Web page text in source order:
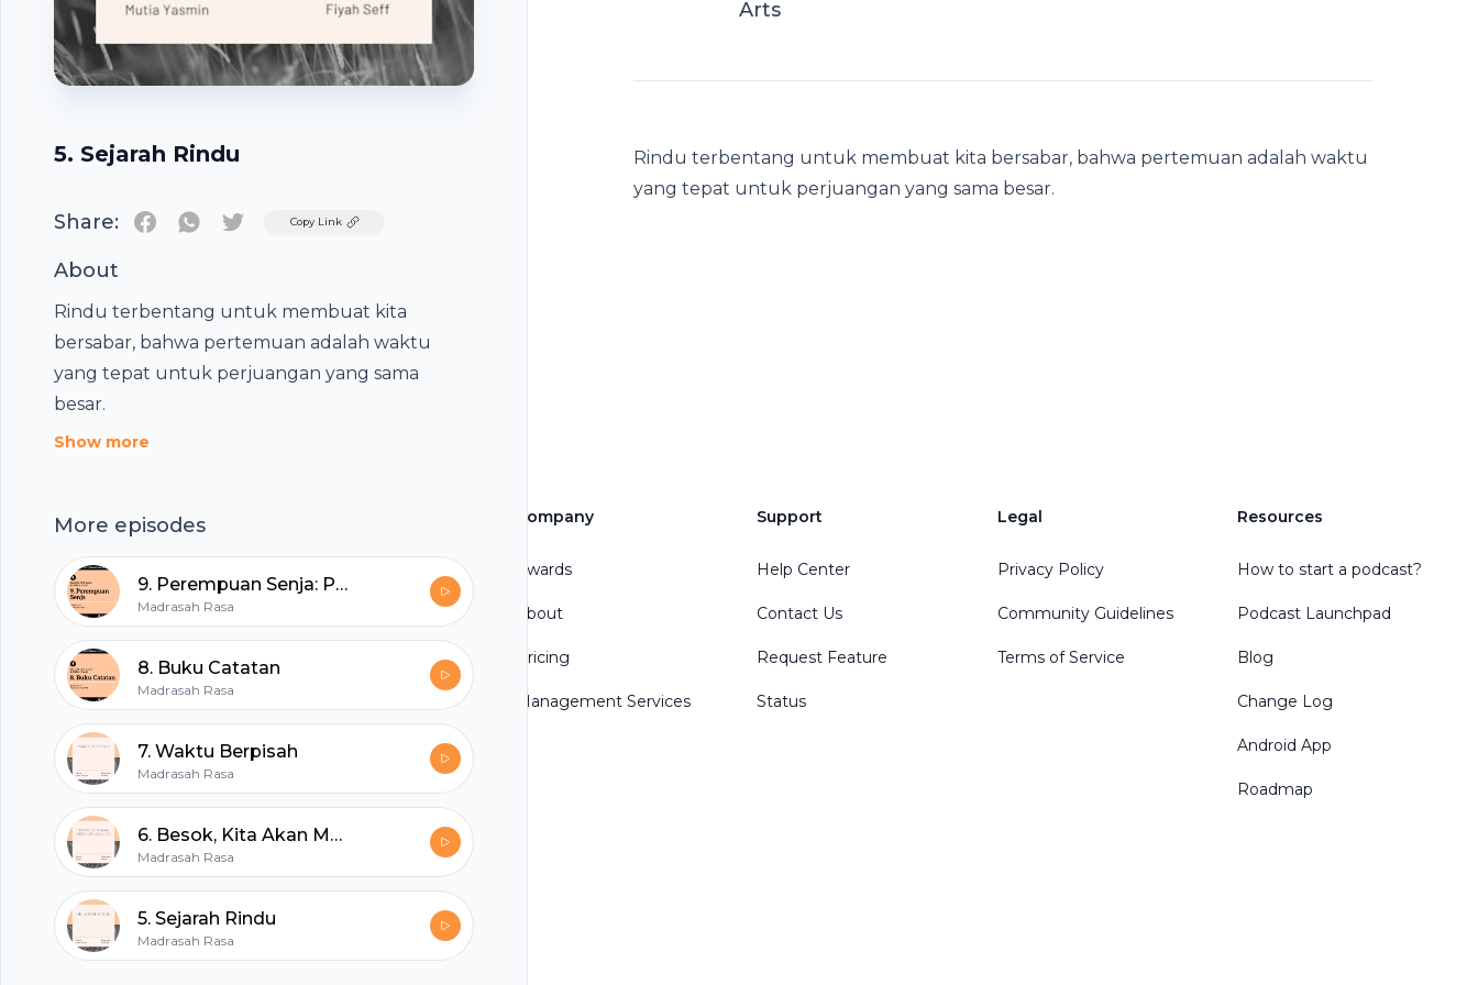
5. Sejarah Rindu
Share: TwitterCopy Link
About
Rindu terbentang untuk membuat kita
bersabar, bahwa pertemuan adalah waktu
yang tepat untuk perjuangan yang sama
besar.
Show more
More episodes
9. Perempuan Senja: Percakapan di Stasiun Kereta
Madrasah Rasa
8. Buku Catatan
Madrasah Rasa
7. Waktu Berpisah
Madrasah Rasa
6. Besok, Kita Akan Mencintainya Lagi
Madrasah Rasa
5. Sejarah Rindu
Madrasah Rasa
Arts
Rindu terbentang untuk membuat kita bersabar, bahwa pertemuan adalah waktu
yang tepat untuk perjuangan yang sama besar.
Footer
hubhopper
All in one podcasting platform.
Start my podcast
Company
Awards
About
Pricing
Management Services
Support
Help Center
Contact Us
Request Feature
Status
Legal
Privacy Policy
Community Guidelines
Terms of Service
Resources
How to start a podcast?
Podcast Launchpad
Blog
Change Log
Android App
Roadmap